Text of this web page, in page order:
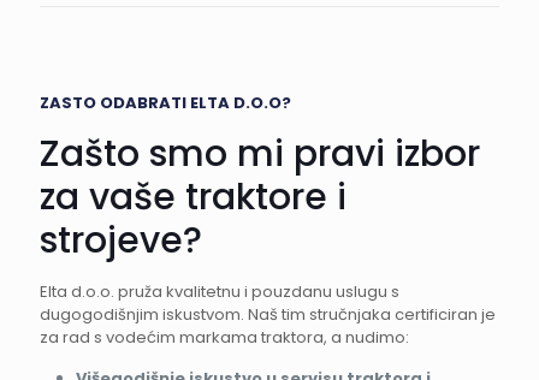
ZASTO ODABRATI ELTA D.O.O?
Zašto smo mi pravi izbor
za vaše traktore i
strojeve?
Elta d.o.o. pruža kvalitetnu i pouzdanu uslugu s
dugogodišnjim iskustvom. Naš tim stručnjaka certificiran je
za rad s vodećim markama traktora, a nudimo: